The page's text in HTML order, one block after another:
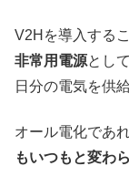
V2Hを導入する
非常用電源とし
日分の電気を供
オール電化であ
もいつもと変わ